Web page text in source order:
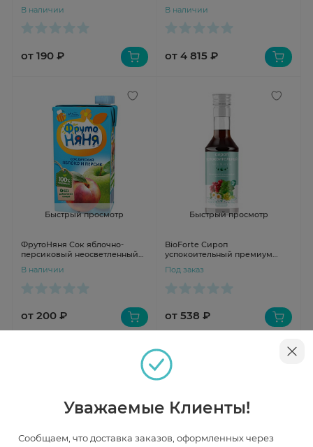
В наличии
от 190 ₽
В наличии
от 4 815 ₽
Быстрый просмотр
ФрутоНяня Сок яблочно-
персиковый неосветленный
В наличии
от 200 ₽
Быстрый просмотр
BioForte Сироп
успокоительный премиум
Под заказ
от 538 ₽
Уважаемые Клиенты!
Сообщаем, что доставка заказов, оформленных через